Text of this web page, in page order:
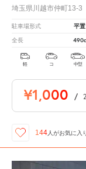
埼玉県川越市仲町13-3
駐車場形式 平
全長
軽 コ 中型
¥1,000 /
144 人がお気に入